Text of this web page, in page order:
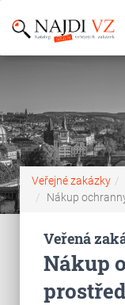
Veřejné zakázky
Nákup
Veřená
Nákup